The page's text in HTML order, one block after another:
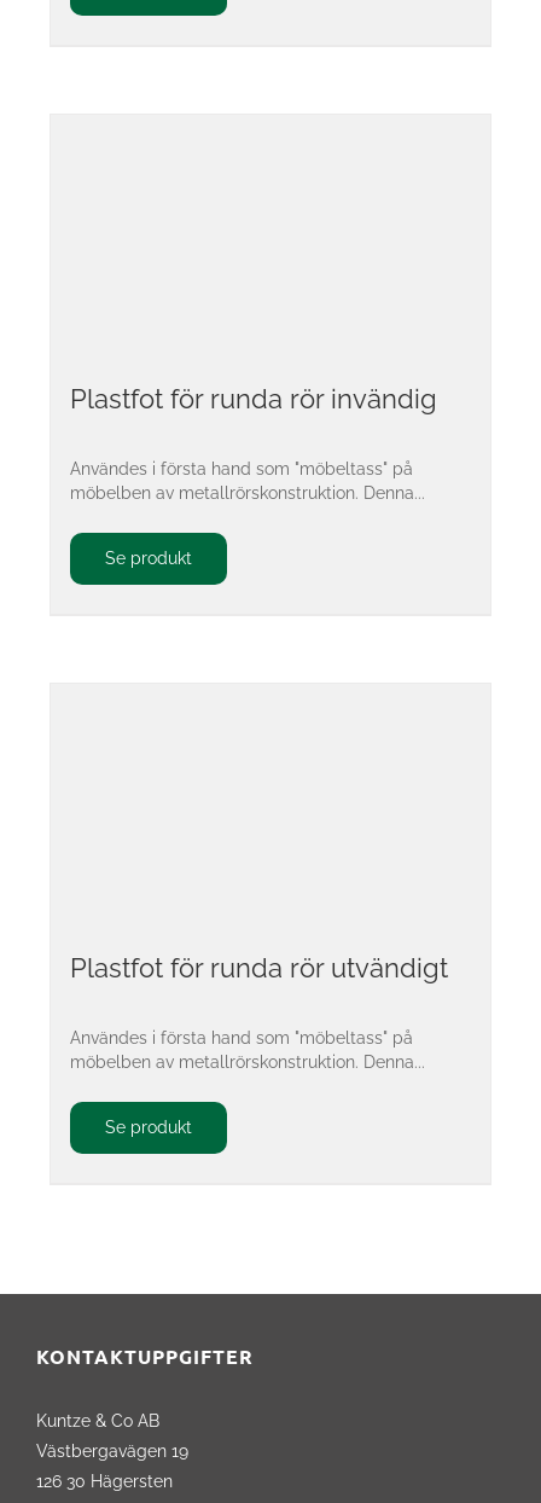
Plastfot för runda rör invändig
Användes i första hand som "möbeltass" på
möbelben av metallrörskonstruktion. Denna...
Se produkt
Plastfot för runda rör utvändigt
Användes i första hand som "möbeltass" på
möbelben av metallrörskonstruktion. Denna...
Se produkt
KONTAKTUPPGIFTER
Kuntze & Co AB
Västbergavägen 19
126 30 Hägersten